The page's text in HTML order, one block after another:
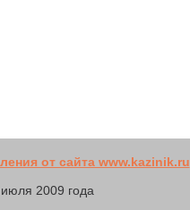
от сайта www.kazinik.ru
2009 года